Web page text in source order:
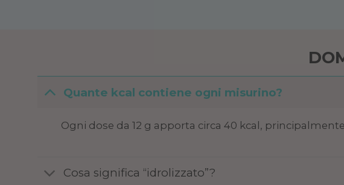
Quante kcal contiene ogni misurino?
Ogni dose da 12 g apporta circa 40 kcal,
Cosa significa “idrolizzato”?